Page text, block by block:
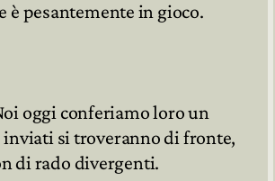
pesantemente in gioco.
oggi conferiamo loro un
si troveranno di fronte,
di rado divergenti.